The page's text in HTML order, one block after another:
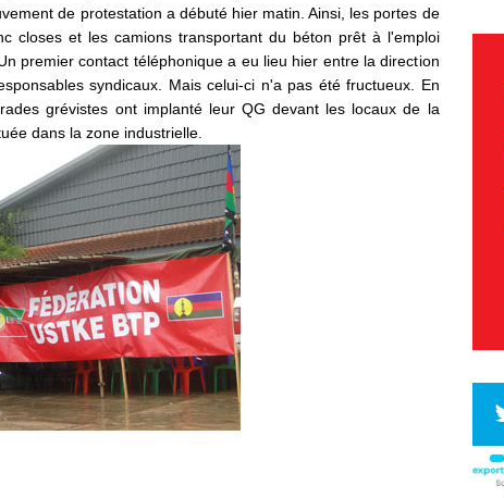
de protestation a débuté hier matin. Ainsi, les portes de
closes et les camions transportant du béton prêt à l'emploi
premier contact téléphonique a eu lieu hier entre la direction
syndicaux. Mais celui-ci n'a pas été fructueux. En
grévistes ont implanté leur QG devant les locaux de la
dans la zone industrielle.